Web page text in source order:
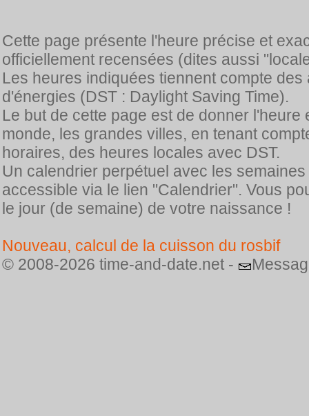
Cette page présente l'heure précise et
officiellement recensées (dites aussi
Les heures indiquées tiennent compte
d'énergies (DST : Daylight Saving Time).
Le but de cette page est de donner
monde, les grandes villes, en tenant
horaires, des heures locales avec DST.
Un calendrier perpétuel avec les
accessible via le lien "Calendrier". Vous
le jour (de semaine) de votre naissance !
Nouveau, calcul de la cuisson du rosbif
© 2008-2026 time-and-date.net -